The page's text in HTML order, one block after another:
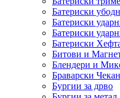
Батериски
Батериски
Батериски
Батериски
Битови и
Блендери и
Браварски
Бургии за дрво